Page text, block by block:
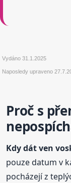
Vydáno31.1.2025
Naposledy upraveno
Proč s
Kdy dát ven
pouze datum v
pocházejí z